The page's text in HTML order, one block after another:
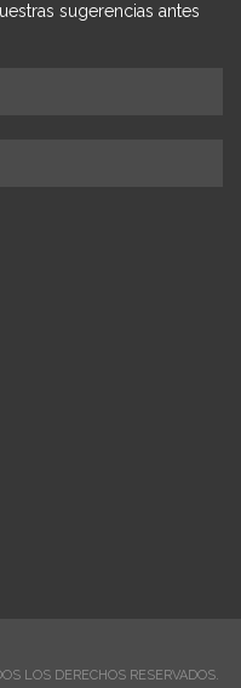
sugerencias antes
LOS DERECHOS RESERVADOS.